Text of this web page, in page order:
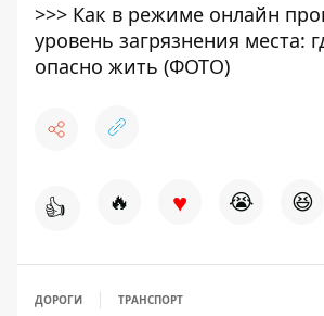
>>> Как в режиме онлайн
уровень загрязнения места:
опасно жить (ФОТО)
👍 🔥 ♥ 😭 😆
ДОРОГИ ТРАНСПОРТ